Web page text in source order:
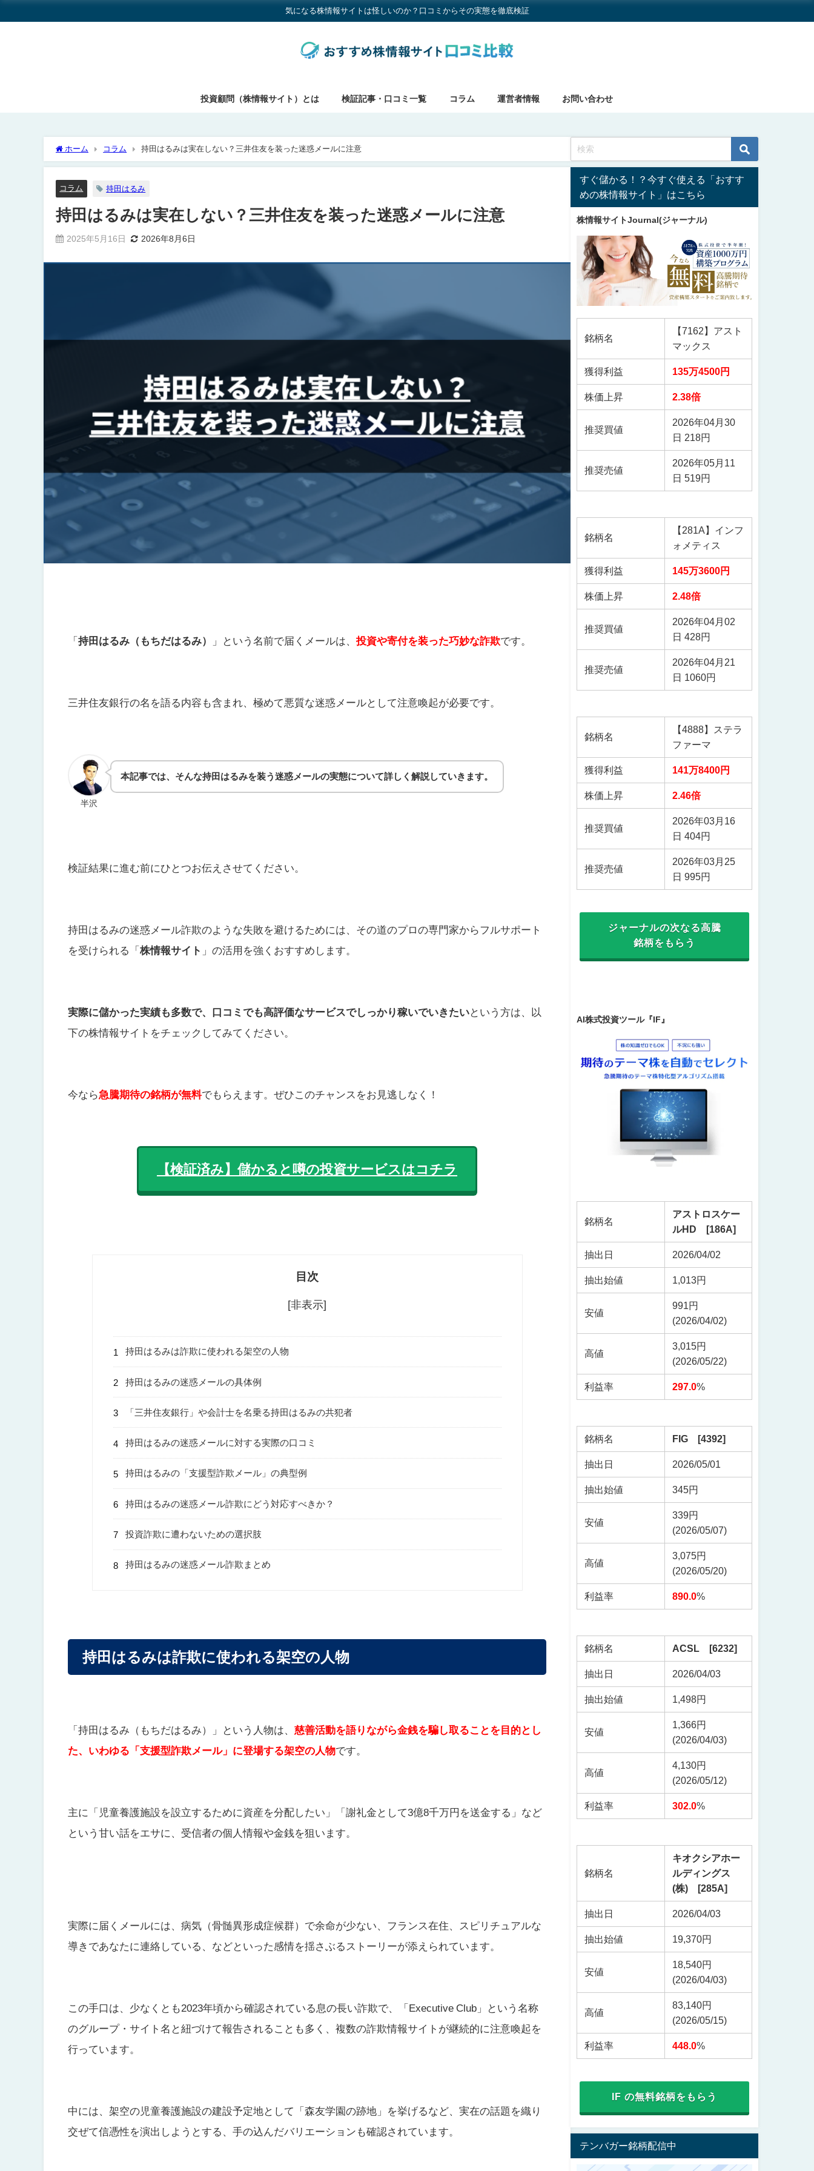
気になる株情報サイトは怪しいのか？口コミからその実態を徹底検証
投資顧問（株情報サイト）とは 検証記事・口コミ一覧 コラム 運営者情報 お問い合わせ
ホーム コラム 持田はるみは実在しない？三井住友を装った迷惑メールに注意
コラム 持田はるみ
持田はるみは実在しない？三井住友を装った迷惑メールに注意
2025年5月16日 2026年8月6日
「 持田はるみ（もちだはるみ） 」という名前で届くメールは、 投資や寄付を装った巧妙な詐欺です。
三井住友銀行の名を語る内容も含まれ、極めて悪質な迷惑メールとして注意喚起が必要です。
半沢
本記事では、そんな持田はるみを装う迷惑メールの実態について詳しく解説していきます。
検証結果に進む前にひとつお伝えさせてください。
持田はるみの迷惑メール詐欺のような失敗を避けるためには、その道のプロの専門家からフルサポート
を受けられる
「 株情報サイト 」の活用を強くおすすめします。
実際に儲かった実績も多数で、口コミでも高評価なサービスでしっかり稼いでいきたいという方は、以
下の株情報サイトをチェックしてみてください。
今なら急騰期待の銘柄が無料でもらえます。ぜひこのチャンスをお見逃しなく！
【検証済み】儲かると噂の投資サービスはコチラ
目次
[非表示]
持田はるみは詐欺に使われる架空の人物
持田はるみの迷惑メールの具体例
「三井住友銀行」や会計士を名乗る持田はるみの共犯者
持田はるみの迷惑メールに対する実際の口コミ
持田はるみの「支援型詐欺メール」の典型例
持田はるみの迷惑メール詐欺にどう対応すべきか？
投資詐欺に遭わないための選択肢
持田はるみの迷惑メール詐欺まとめ
持田はるみは詐欺に使われる架空の人物
「持田はるみ（もちだはるみ）」という人物は、 慈善活動を語りながら金銭を騙し取ることを目的とし
た、いわゆる「支援型詐欺メール」に登場する架空の人物です。
主に「児童養護施設を設立するために資産を分配したい」「謝礼金として3億8千万円を送金する」など
という甘い話をエサに、受信者の個人情報や金銭を狙います。
実際に届くメールには、病気（骨髄異形成症候群）で余命が少ない、フランス在住、スピリチュアルな
導きであなたに連絡している、などといった感情を揺さぶるストーリーが添えられています。
この手口は、少なくとも2023年頃から確認されている息の長い詐欺で、「Executive Club」という名称
のグループ・サイト名と紐づけて報告されることも多く、複数の詐欺情報サイトが継続的に注意喚起を
行っています。
中には、架空の児童養護施設の建設予定地として「森友学園の跡地」を挙げるなど、実在の話題を織り
交ぜて信憑性を演出しようとする、手の込んだバリエーションも確認されています。
すぐ儲かる！？今すぐ使える「おすす
めの株情報サイト」はこちら
株情報サイトJournal(ジャーナル)
銘柄名
【7162】アスト
マックス
獲得利益 135万4500円
株価上昇 2.38倍
推奨買値
2026年04月30
日 218円
推奨売値
2026年05月11
日 519円
銘柄名
【281A】インフ
ォメティス
獲得利益 145万3600円
株価上昇 2.48倍
推奨買値
2026年04月02
日 428円
推奨売値
2026年04月21
日 1060円
銘柄名
【4888】ステラ
ファーマ
獲得利益 141万8400円
株価上昇 2.46倍
推奨買値
2026年03月16
日 404円
推奨売値
2026年03月25
日 995円
ジャーナルの次なる高騰
銘柄をもらう
AI株式投資ツール『IF』
銘柄名
アストロスケー
ルHD [186A]
抽出日 2026/04/02
抽出始値 1,013円
安値
991円
(2026/04/02)
高値
3,015円
(2026/05/22)
利益率 297.0%
銘柄名 FIG [4392]
抽出日 2026/05/01
抽出始値 345円
安値
339円
(2026/05/07)
高値
3,075円
(2026/05/20)
利益率 890.0%
銘柄名 ACSL [6232]
抽出日 2026/04/03
抽出始値 1,498円
安値
1,366円
(2026/04/03)
高値
4,130円
(2026/05/12)
利益率 302.0%
銘柄名
キオクシアホー
ルディングス
(株) [285A]
抽出日 2026/04/03
抽出始値 19,370円
安値
18,540円
(2026/04/03)
高値
83,140円
(2026/05/15)
利益率 448.0%
IF の無料銘柄をもらう
テンバガー銘柄配信中